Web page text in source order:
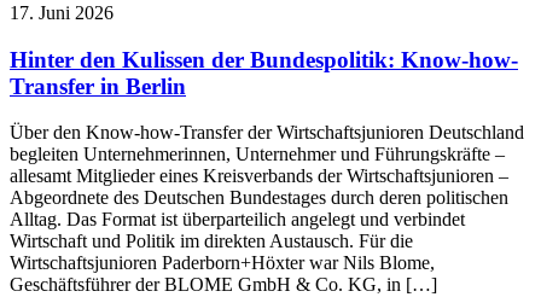
17. Juni 2026
Hinter den Kulissen der Bundespolitik: Know-how-
Transfer in Berlin
Über den Know-how-Transfer der Wirtschaftsjunioren Deutschland
begleiten Unternehmerinnen, Unternehmer und Führungskräfte –
allesamt Mitglieder eines Kreisverbands der Wirtschaftsjunioren –
Abgeordnete des Deutschen Bundestages durch deren politischen
Alltag. Das Format ist überparteilich angelegt und verbindet
Wirtschaft und Politik im direkten Austausch. Für die
Wirtschaftsjunioren Paderborn+Höxter war Nils Blome,
Geschäftsführer der BLOME GmbH & Co. KG, in […]